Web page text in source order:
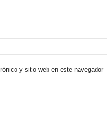
y sitio web en este navegador